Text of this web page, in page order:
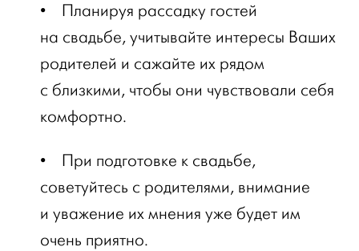
•
Планируя рассадку гостей
на свадьбе, учитывайте интересы Ваших
родителей и сажайте их рядом
с близкими, чтобы они чувствовали себя
комфортно.
•
При подготовке к свадьбе,
советуйтесь с родителями, внимание
и уважение их мнения уже будет им
очень приятно.